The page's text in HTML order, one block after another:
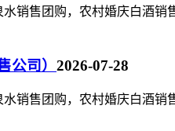
销售团购，农村婚庆白酒
公司） 2026-07-28
销售团购，农村婚庆白酒